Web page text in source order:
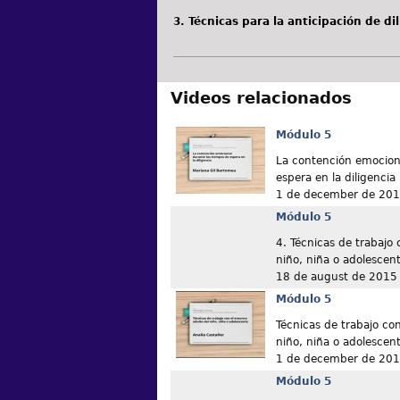
3. Técnicas para la anticipación de
Videos relacionados
Módulo 5
La contención
espera en la diligencia
1 de december de
Módulo 5
4. Técnicas de trabajo
niño, niña o
18 de august de 2015
Módulo 5
Técnicas de trabajo
niño, niña o
1 de december de
Módulo 5